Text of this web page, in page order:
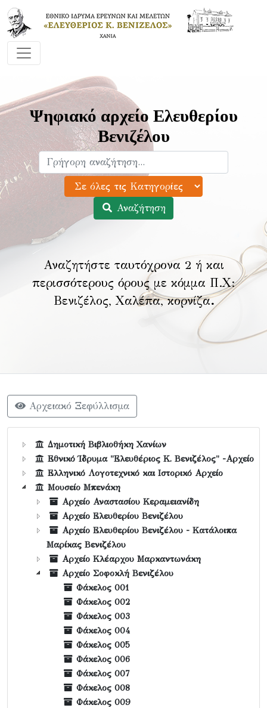
Ψηφιακό αρχείο Ελευθερίου
Βενιζέλου
Αναζήτηση
Αναζητήστε ταυτόχρονα 2 ή και
περισσότερους όρους με κόμμα Π.Χ:
Βενιζέλος, Χαλέπα, κορνίζα.
Αρχειακό Ξεφύλλισμα
Δημοτική Βιβλιοθήκη Χανίων
Εθνικό Ίδρυμα "Ελευθέριος Κ. Βενιζέλος" -Αρχείο
Ελληνικό Λογοτεχνικό και Ιστορικό Αρχείο
Μουσείο Μπενάκη
Αρχείο Αναστασίου Κεραμειανίδη
Αρχείο Ελευθερίου Βενιζέλου
Αρχείο Ελευθερίου Βενιζέλου - Κατάλοιπα
Μαρίκας Βενιζέλου
Αρχείο Κλέαρχου Μαρκαντωνάκη
Αρχείο Σοφοκλή Βενιζέλου
Φάκελος 001
Φάκελος 002
Φάκελος 003
Φάκελος 004
Φάκελος 005
Φάκελος 006
Φάκελος 007
Φάκελος 008
Φάκελος 009